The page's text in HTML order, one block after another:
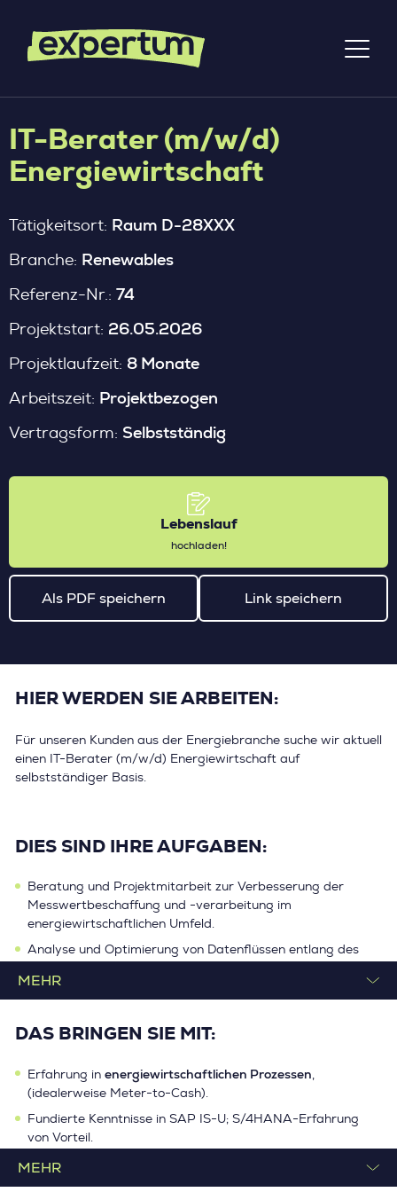
IT-Berater (m/w/d)
Energiewirtschaft
Tätigkeitsort: Raum D-28XXX
Branche: Renewables
Referenz-Nr.: 74
Projektstart: 26.05.2026
Projektlaufzeit: 8 Monate
Arbeitszeit: Projektbezogen
Vertragsform: Selbstständig
Lebenslauf
hochladen!
Als PDF speichern Link speichern
HIER WERDEN SIE ARBEITEN:
Für unseren Kunden aus der Energiebranche suche wir aktuell
einen IT-Berater (m/w/d) Energiewirtschaft auf
selbstständiger Basis.
DIES SIND IHRE AUFGABEN:
Beratung und Projektmitarbeit zur Verbesserung der
Messwertbeschaffung und -verarbeitung im
energiewirtschaftlichen Umfeld.
Analyse und Optimierung von Datenflüssen entlang des
Kundenschnittstellen.
relevante IT-Systeme, insbesondere
Analyse wiederkehrender Fehlerbilder sowie Ableitung
nachhaltiger Maßnahmen zur Reduzierung von Fehler- und
Schätzquoten.
Qualitätssicherung und Stabilisierung von Stammdaten in
Weiterentwicklung digitaler Kundenkontaktkanäle, z. B.
DAS BRINGEN SIE MIT:
Erfahrung in energiewirtschaftlichen Prozessen,
(idealerweise Meter-to-Cash).
Fundierte Kenntnisse in SAP IS-U; S/4HANA-Erfahrung
von Vorteil.
Gutes Verständnis von Datenstrukturen, Schnittstellen und